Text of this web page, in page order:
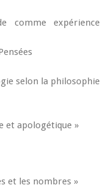
comme expérience
selon la philosophie
et apologétique »
et les nombres »